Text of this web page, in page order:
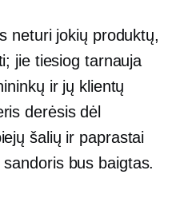
neturi jokių produktų,
jie tiesiog tarnauja
ir jų klientų
derėsis dėl
šalių ir paprastai
bus baigtas.